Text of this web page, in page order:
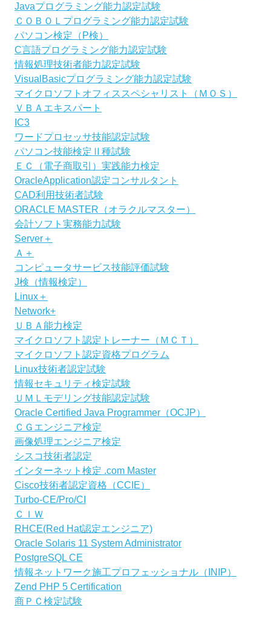
Javaプログラミング能力認定試験
ＣＯＢＯＬプログラミング能力認定試験
パソコン検定（P検）
C言語プログラミング能力認定試験
情報処理技術者能力認定試験
VisualBasicプログラミング能力認定試験
マイクロソフトオフィススペシャリスト（ＭＯＳ）
ＶＢＡエキスパート
IC3
ワードプロセッサ技能認定試験
パソコン技能検定Ⅱ種試験
ＥＣ（電子商取引）実践能力検定
OracleApplication認定コンサルタント
CAD利用技術者試験
ORACLE MASTER（オラクルマスター）
会計ソフト実務能力試験
Server＋
Ａ＋
コンピュータサービス技能評価試験
J検（情報検定）
Linux＋
Network+
ＵＢＡ能力検定
マイクロソフト認定トレーナー（ＭＣＴ）
マイクロソフト認定資格プログラム
Linux技術者認定試験
情報セキュリティ検定試験
ＵＭＬモデリング技能認定試験
Oracle Certified Java Programmer（OCJP）
ＣＧエンジニア検定
画像処理エンジニア検定
シスコ技術者認定
インターネット検定 .com Master
Cisco技術者認定資格（CCIE）
Turbo-CE/Pro/CI
ＣＩＷ
RHCE(Red Hat認定エンジニア)
Oracle Solaris 11 System Administrator
PostgreSQL CE
情報ネットワーク施工プロフェッショナル（INIP）
Zend PHP 5 Certification
商ＰＣ検定試験